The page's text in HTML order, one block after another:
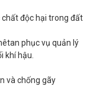
chất độc hại trong đất
phục vụ quản lý
khí hậu.
và chống gãy